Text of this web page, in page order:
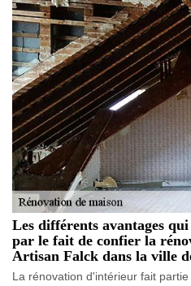
Les différents avantages
par le fait de confier la
Artisan Falck dans la ville
La rénovation d'intérieur fait